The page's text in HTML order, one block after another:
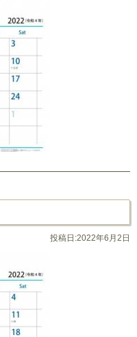
投稿日:2022年6月2日